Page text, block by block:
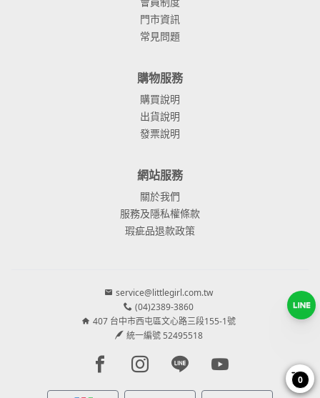
門市資訊
常見問題
購物服務
購買說明
出貨說明
發票說明
網站服務
關於我們
服務及隱私權條款
瑕疵品退款政策
service@littlegirl.com.tw
(04)2389-3860
407 台中市西屯區文心路三段155-1號
統一編號 52495518
Facebook page
Instagram page
Line pageYoutube page
0